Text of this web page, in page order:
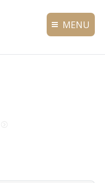
MENU